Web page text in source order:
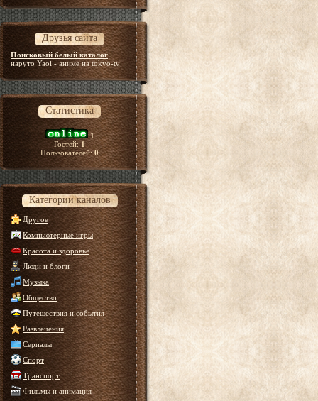
Друзья сайта
Поисковый белый каталог
наруто Yaoi - аниме на tokyo-tv
Статистика
1
Гостей:1
Пользователей:0
Категории каналов
Другое
Компьютерные игры
Красота и здоровье
Люди и блоги
Музыка
Общество
Путешествия и события
Развлечения
Сериалы
Спорт
Транспорт
Фильмы и анимация